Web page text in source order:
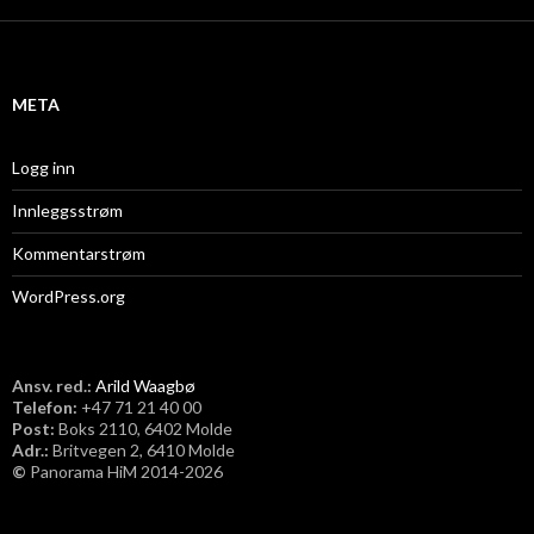
i
META
Logg inn
Innleggsstrøm
Kommentarstrøm
WordPress.org
Ansv. red.: Arild Waagbø
Telefon: ​+47 71 21 40 00
Post: Boks 2110, 6402 Molde
Adr.: Britvegen 2, 6410 Molde
© Panorama HiM 2014-2026